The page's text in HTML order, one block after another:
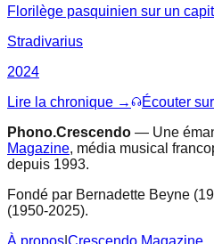
Florilège pasquinien sur un
Stradivarius
2024
Lire la chronique →
Écouter
Phono.Crescendo — Une
Magazine, média musical
depuis 1993.
Fondé par Bernadette Beyne
(1950-2025).
À propos Crescendo Magazine